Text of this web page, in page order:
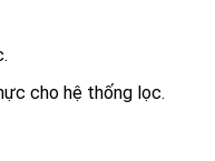
cho hệ thống lọc.